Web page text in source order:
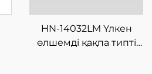
HN-14032LM Үлкен
өлшемді қақпа типті